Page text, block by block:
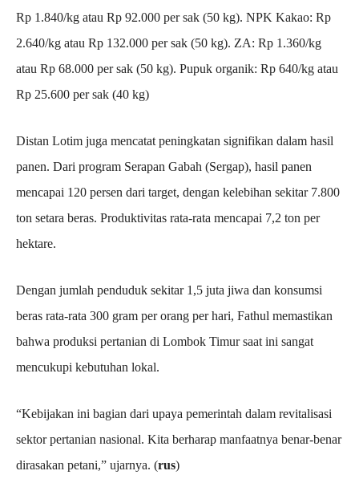
Rp 1.840/kg atau Rp 92.000 per sak (50 kg). NPK Kakao: Rp
2.640/kg atau Rp 132.000 per sak (50 kg). ZA: Rp 1.360/kg
atau Rp 68.000 per sak (50 kg). Pupuk organik: Rp 640/kg atau
Rp 25.600 per sak (40 kg)
Distan Lotim juga mencatat peningkatan signifikan dalam hasil
panen. Dari program Serapan Gabah (Sergap), hasil panen
mencapai 120 persen dari target, dengan kelebihan sekitar 7.800
ton setara beras. Produktivitas rata-rata mencapai 7,2 ton per
hektare.
Dengan jumlah penduduk sekitar 1,5 juta jiwa dan konsumsi
beras rata-rata 300 gram per orang per hari, Fathul memastikan
bahwa produksi pertanian di Lombok Timur saat ini sangat
mencukupi kebutuhan lokal.
“Kebijakan ini bagian dari upaya pemerintah dalam revitalisasi
sektor pertanian nasional. Kita berharap manfaatnya benar-benar
dirasakan petani,” ujarnya. (rus)